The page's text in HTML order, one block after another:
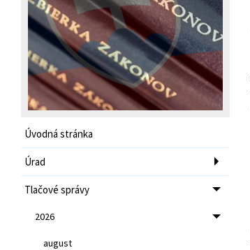
Úvodná stránka
Úrad
Tlačové správy
2026
august